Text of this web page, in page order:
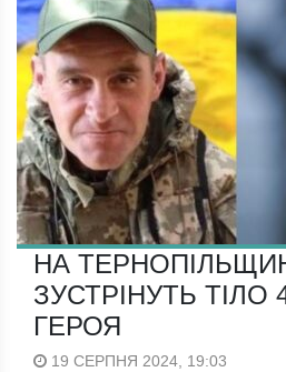
НА
ЗУСТРІНУТЬ ТІЛО
ГЕРОЯ
19 СЕРПНЯ 2024, 19:03